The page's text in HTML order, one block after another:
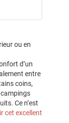
ou en
d’un
entre
coins,
Ce n’est
cet excellent